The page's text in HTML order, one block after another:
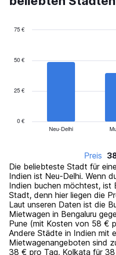
10
The
Range:
10
categories.
The
chart
has
1
Y
axis
Neu-Delhi
0 €
25 €
50 €
75 €
Preis
Die beliebteste Stadt für
Indien ist Neu-Delhi. Wenn
Indien buchen möchtest, ist
Stadt, denn hier liegen die
Laut unseren Daten ist die
Mietwagen in Bengaluru
Pune (mit Kosten von 58 €
Andere Städte in Indien mit
Mietwagenangeboten sind
38 € pro Tag, Kolkata für